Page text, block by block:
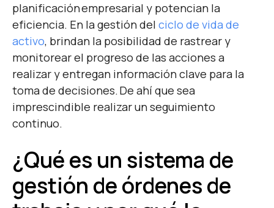
planificación empresarial y potencian la
eficiencia. En la gestión del ciclo de vida de
activo, brindan la posibilidad de rastrear y
monitorear el progreso de las acciones a
realizar y entregan información clave para la
toma de decisiones. De ahí que sea
imprescindible realizar un seguimiento
continuo.
¿Qué es un sistema de
gestión de órdenes de